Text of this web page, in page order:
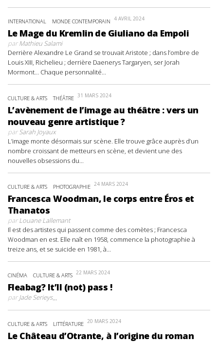
INTERNATIONAL MONDE CONTEMPORAIN 4 AVRIL 2024
Le Mage du Kremlin de Giuliano da Empoli
parMathieu Salami
Derrière Alexandre Le Grand se trouvait Aristote ; dans l’ombre de
Louis XIII, Richelieu ; derrière Daenerys Targaryen, ser Jorah
Mormont… Chaque personnalité...
CULTURE & ARTS THÉÂTRE 31 MARS 2024
L’avènement de l’image au théâtre : vers un
nouveau genre artistique ?
parSarah Joyaux
L’image monte désormais sur scène. Elle trouve grâce auprès d’un
nombre croissant de metteurs en scène, et devient une des
nouvelles obsessions du...
CULTURE & ARTS PHOTOGRAPHIE 24 MARS 2024
Francesca Woodman, le corps entre Éros et
Thanatos
parLouane Lallemant
Il est des artistes qui passent comme des comètes ; Francesca
Woodman en est. Elle naît en 1958, commence la photographie à
treize ans, et se suicide en 1981, à...
CINÉMA CULTURE & ARTS 22 MARS 2024
Fleabag? It’ll (not) pass !
parJade Serieys...
CULTURE & ARTS LITTÉRATURE 20 MARS 2024
Le Château d’Otrante, à l’origine du roman